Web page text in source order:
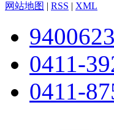
网站地图 | RSS | XML
0411-
0411-